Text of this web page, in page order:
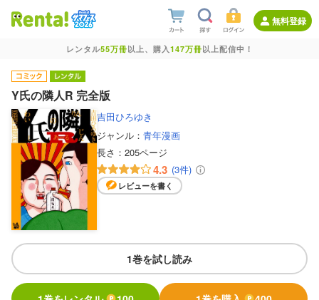
無料登録
レンタル55万冊以上、購入147万冊以上配信中！
Y氏の隣人R 完全版
吉田ひろゆき
ジャンル： 青年漫画
長さ： 205ページ
4.3 (3件)
レビューを書く
1巻を試し読み